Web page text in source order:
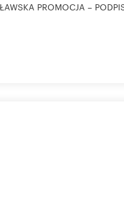
PROMOCJA –